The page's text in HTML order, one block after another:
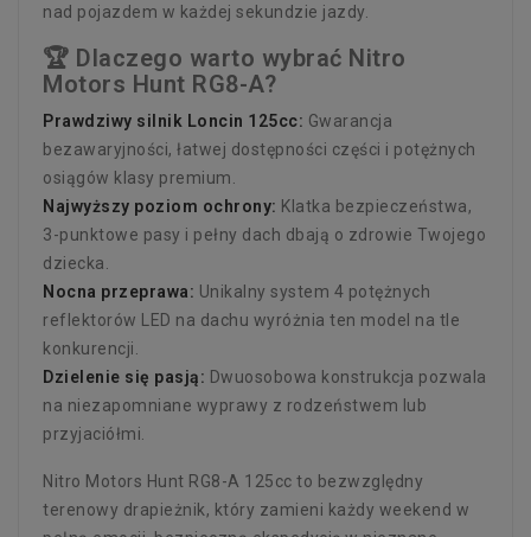
nad pojazdem w każdej sekundzie jazdy.
🏆 Dlaczego warto wybrać Nitro
Motors Hunt RG8-A?
Prawdziwy silnik Loncin 125cc: Gwarancja
bezawaryjności, łatwej dostępności części i potężnych
osiągów klasy premium.
Najwyższy poziom ochrony: Klatka bezpieczeństwa,
3-punktowe pasy i pełny dach dbają o zdrowie Twojego
dziecka.
Nocna przeprawa: Unikalny system 4 potężnych
reflektorów LED na dachu wyróżnia ten model na tle
konkurencji.
Dzielenie się pasją: Dwuosobowa konstrukcja pozwala
na niezapomniane wyprawy z rodzeństwem lub
przyjaciółmi.
Nitro Motors Hunt RG8-A 125cc to bezwzględny
terenowy drapieżnik, który zamieni każdy weekend w